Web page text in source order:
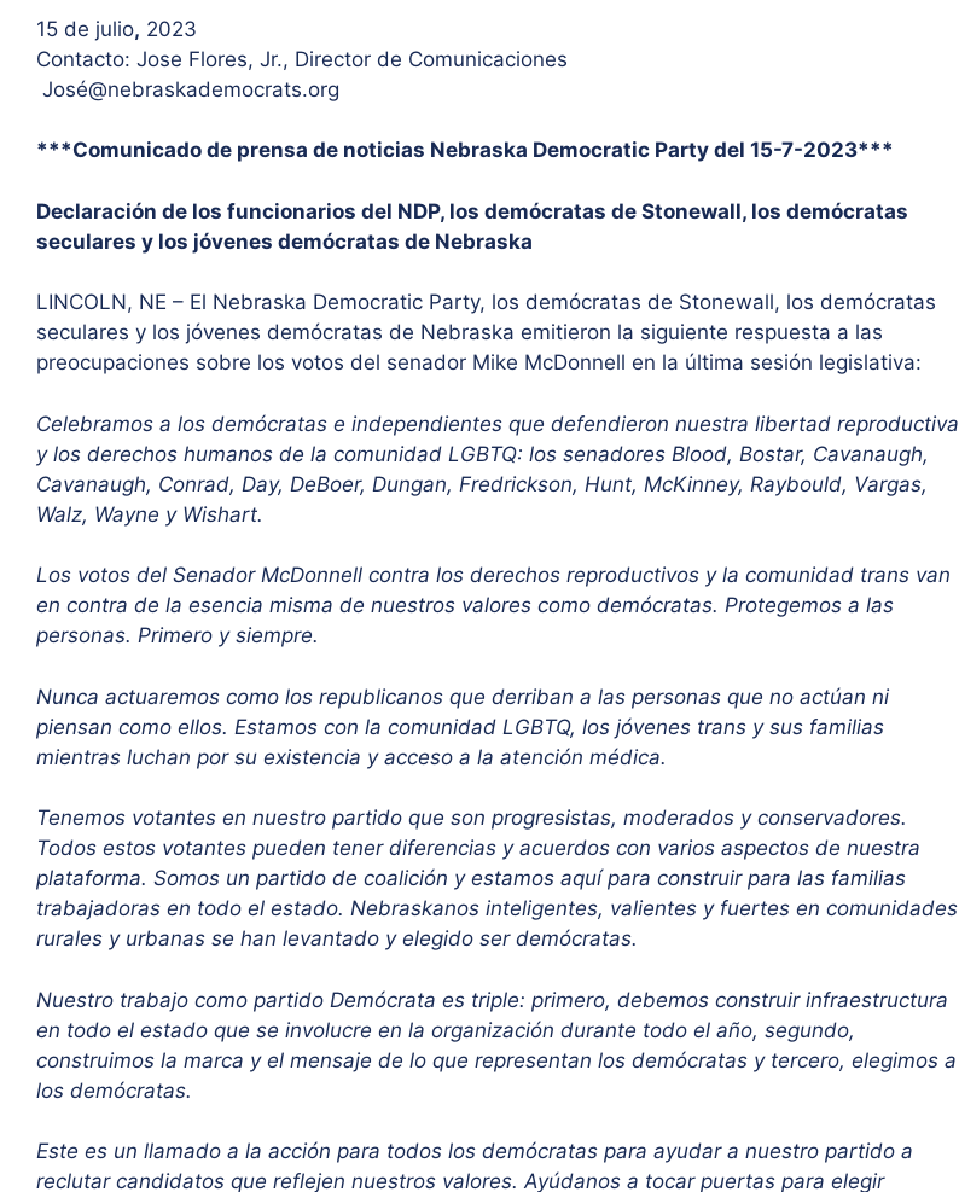
15 de julio, 2023
Contacto: Jose Flores, Jr., Director de Comunicaciones
José@nebraskademocrats.org
***Comunicado de prensa de noticias Nebraska Democratic Party del 15-7-2023***
Declaración de los funcionarios del NDP, los demócratas de Stonewall, los demócratas
seculares y los jóvenes demócratas de Nebraska
LINCOLN, NE – El Nebraska Democratic Party, los demócratas de Stonewall, los demócratas
seculares y los jóvenes demócratas de Nebraska emitieron la siguiente respuesta a las
preocupaciones sobre los votos del senador Mike McDonnell en la última sesión legislativa:
Celebramos a los demócratas e independientes que defendieron nuestra libertad reproductiva
y los derechos humanos de la comunidad LGBTQ: los senadores Blood, Bostar, Cavanaugh,
Cavanaugh, Conrad, Day, DeBoer, Dungan, Fredrickson, Hunt, McKinney, Raybould, Vargas,
Walz, Wayne y Wishart.
Los votos del Senador McDonnell contra los derechos reproductivos y la comunidad trans van
en contra de la esencia misma de nuestros valores como demócratas. Protegemos a las
personas. Primero y siempre.
Nunca actuaremos como los republicanos que derriban a las personas que no actúan ni
piensan como ellos. Estamos con la comunidad LGBTQ, los jóvenes trans y sus familias
mientras luchan por su existencia y acceso a la atención médica.
Tenemos votantes en nuestro partido que son progresistas, moderados y conservadores.
Todos estos votantes pueden tener diferencias y acuerdos con varios aspectos de nuestra
plataforma. Somos un partido de coalición y estamos aquí para construir para las familias
trabajadoras en todo el estado. Nebraskanos inteligentes, valientes y fuertes en comunidades
rurales y urbanas se han levantado y elegido ser demócratas.
Nuestro trabajo como partido Demócrata es triple: primero, debemos construir infraestructura
en todo el estado que se involucre en la organización durante todo el año, segundo,
construimos la marca y el mensaje de lo que representan los demócratas y tercero, elegimos a
los demócratas.
Este es un llamado a la acción para todos los demócratas para ayudar a nuestro partido a
reclutar candidatos que reflejen nuestros valores. Ayúdanos a tocar puertas para elegir